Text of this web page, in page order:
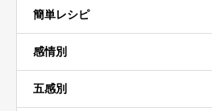
簡単レシピ
感情別
五感別